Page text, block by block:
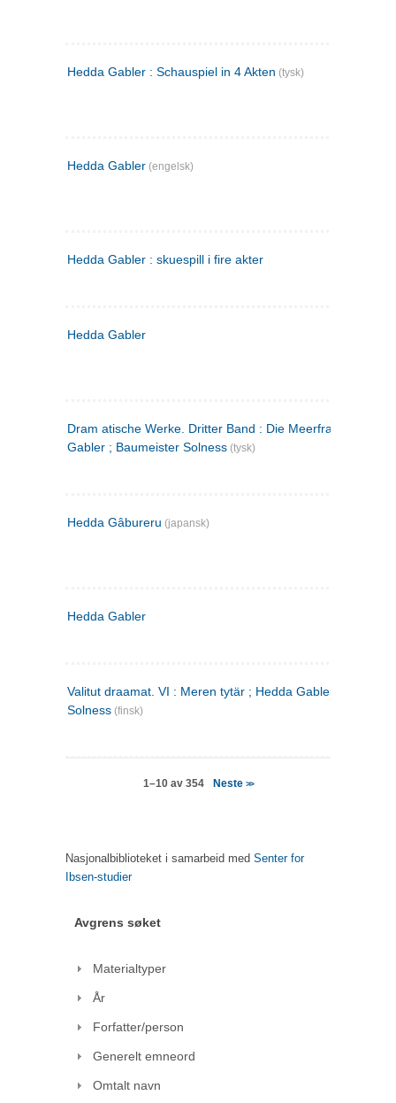
Hedda Gabler : Schauspiel in 4 Akten (tysk)
Hedda Gabler (engelsk)
Hedda Gabler : skuespill i fire akter
Hedda Gabler
Dram atische Werke. Dritter Band : Die Meerfrau ; Hedda
Gabler ; Baumeister Solness (tysk)
Hedda Gâbureru (japansk)
Hedda Gabler
Valitut draamat. VI : Meren tytär ; Hedda Gabler ;
Solness (finsk)
1–10 av 354 Neste >>
Nasjonalbiblioteket i samarbeid med Senter for
Ibsen-studier
Avgrens søket
Materialtyper
År
Forfatter/person
Generelt emneord
Omtalt navn